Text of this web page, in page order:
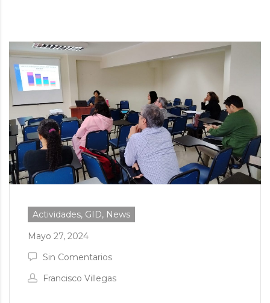
Actividades, GID, News
Mayo 27, 2024
Sin Comentarios
Francisco Villegas